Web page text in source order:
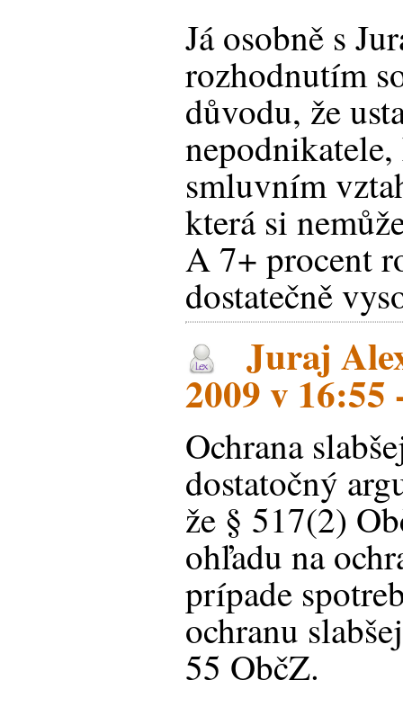
Já osobně s
rozhodnutím
důvodu, že
smluvním
která si
A 7+ procent
dostatečně
Juraj
2009 v 16:55
Ochrana
dostatočný
že § 517(2)
ohľadu na
prípade
ochranu
55 ObčZ.